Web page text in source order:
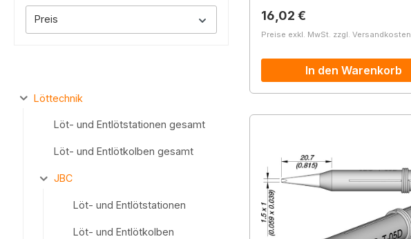
Preis
Löttechnik
Löt- und Entlötstationen gesamt
Löt- und Entlötkolben gesamt
JBC
Löt- und Entlötstationen
Löt- und Entlötkolben
Regulärer Preis:
16,02 €
Preise exkl. MwSt. zzgl. Versandkosten
In den Warenkorb